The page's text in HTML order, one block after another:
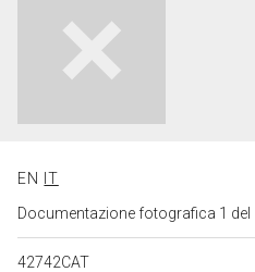
EN
IT
Documentazione fotografica 1
42742CAT